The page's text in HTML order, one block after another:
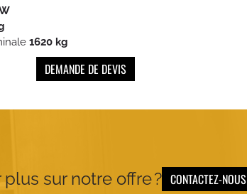
1620 kg
DEMANDE DE DEVIS
sur notre offre ? CONTACTEZ-NOUS